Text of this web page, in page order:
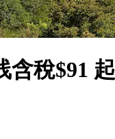
含稅$91 起